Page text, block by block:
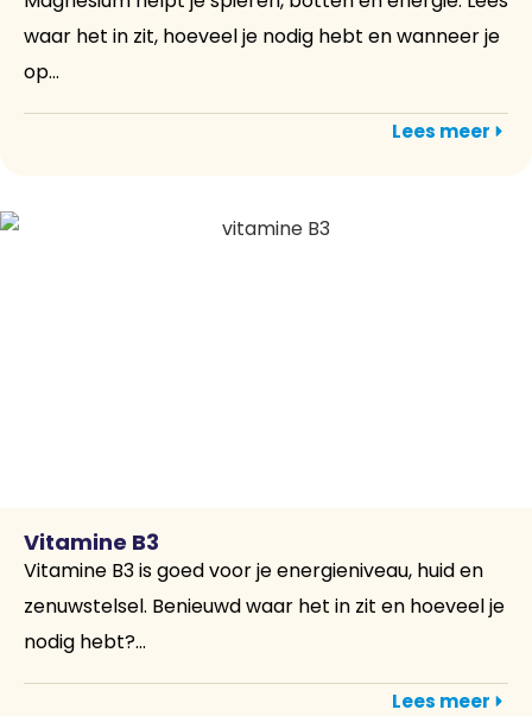
waar het in zit, hoeveel je nodig hebt en wanneer je
op...
Lees meer
Vitamine B3
Vitamine B3 is goed voor je energieniveau, huid en
zenuwstelsel. Benieuwd waar het in zit en hoeveel je
nodig hebt?...
Lees meer